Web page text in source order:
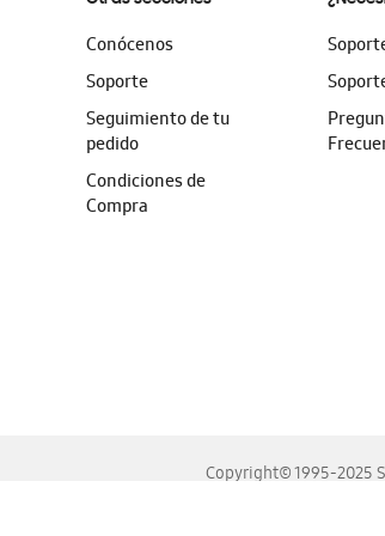
Conócenos
Soporte
Seguimiento de tu
pedido
Condiciones de
Compra
Copyright© 1995-2025